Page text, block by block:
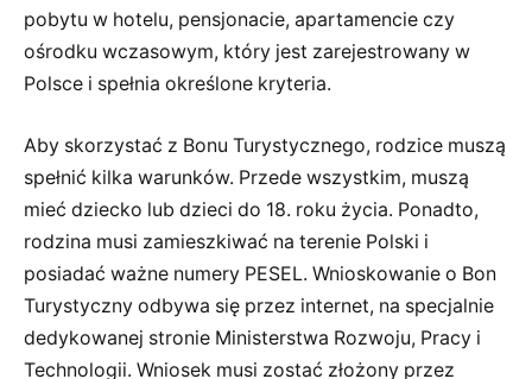
pobytu w hotelu, pensjonacie, apartamencie czy
ośrodku wczasowym, który jest zarejestrowany w
Polsce i spełnia określone kryteria.
Aby skorzystać z Bonu Turystycznego, rodzice muszą
spełnić kilka warunków. Przede wszystkim, muszą
mieć dziecko lub dzieci do 18. roku życia. Ponadto,
rodzina musi zamieszkiwać na terenie Polski i
posiadać ważne numery PESEL. Wnioskowanie o Bon
Turystyczny odbywa się przez internet, na specjalnie
dedykowanej stronie Ministerstwa Rozwoju, Pracy i
Technologii. Wniosek musi zostać złożony przez